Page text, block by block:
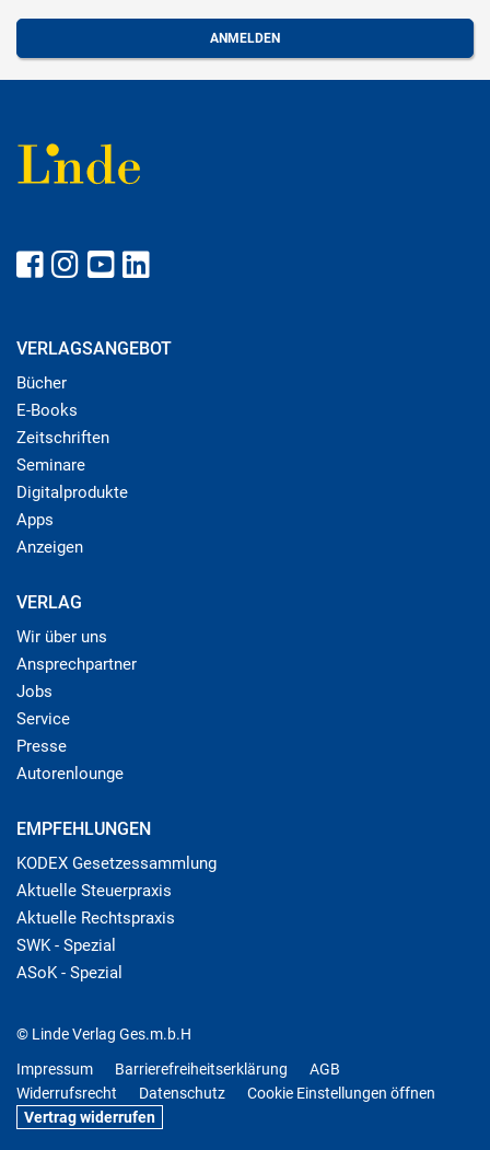
VERLAGSANGEBOT
Bücher
E-Books
Zeitschriften
Seminare
Digitalprodukte
Apps
Anzeigen
VERLAG
Wir über uns
Ansprechpartner
Jobs
Service
Presse
Autorenlounge
EMPFEHLUNGEN
KODEX Gesetzessammlung
Aktuelle Steuerpraxis
Aktuelle Rechtspraxis
SWK - Spezial
ASoK - Spezial
© Linde Verlag Ges.m.b.H
Impressum
Barrierefreiheitserklärung
AGB
Widerrufsrecht
Datenschutz
Cookie Einstellungen öffnen
Vertrag widerrufen